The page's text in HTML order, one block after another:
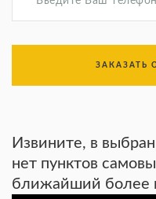
ЗАКАЗАТЬ
Извините, в
нет пунктов
ближайший более